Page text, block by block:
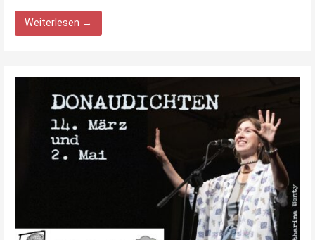
Weiterlesen →